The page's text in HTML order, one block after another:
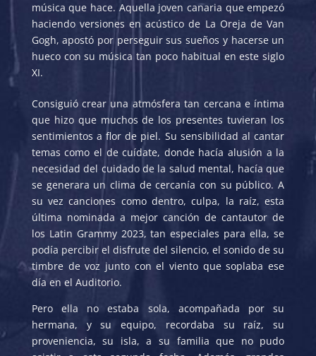
música que hace. Aquella joven canaria que empezó
haciendo versiones en acústico de La Oreja de Van
Gogh, apostó por perseguir sus sueños y hacerse un
hueco con su música tan poco habitual en este siglo
XI.
Consiguió crear una atmósfera tan cercana e íntima
que hizo que muchos de los presentes tuvieran los
sentimientos a flor de piel. Su sensibilidad al cantar
temas como el de cuídate, donde hacía alusión a la
necesidad del cuidado de la salud mental, hacía que
se generara un clima de cercanía con su público. A
su vez canciones como dentro, culpa, la raíz, esta
última nominada a mejor canción de cantautor de
los Latin Grammy 2023, tan especiales para ella, se
podía percibir el disfrute del silencio, el sonido de su
timbre de voz junto con el viento que soplaba ese
día en el Auditorio.
Pero ella no estaba sola, acompañada por su
hermana, y su equipo, recordaba su raíz, su
proveniencia, su isla, a su familia que no pudo